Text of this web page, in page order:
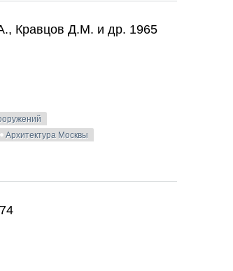
Кравцов Д.М. и др. 1965
Архитектура Москвы